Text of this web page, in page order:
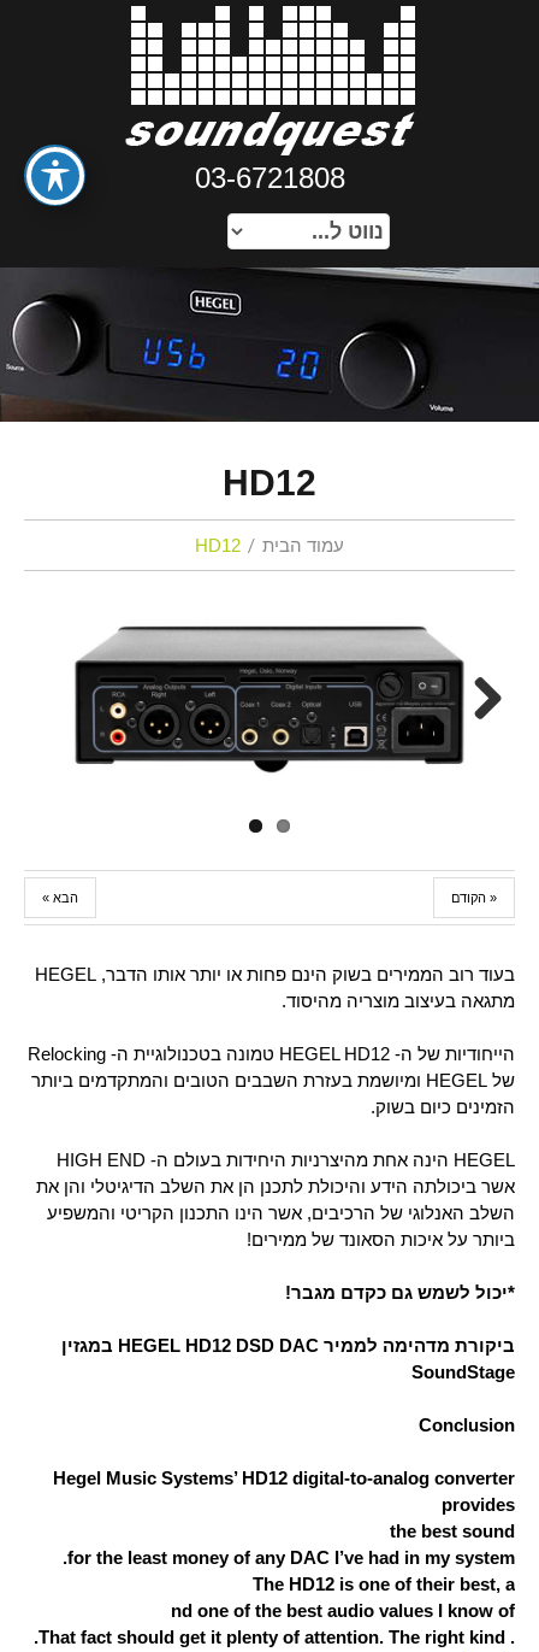
03-6721808
HD12
עמוד הבית HD12
« הקודם הבא »
בעוד רוב הממירים בשוק הינם פחות או יותר אותו הדבר, HEGEL
מתגאה בעיצוב מוצריה מהיסוד.
הייחודיות של ה- HEGEL HD12 טמונה בטכנולוגיית ה- Relocking
של HEGEL ומיושמת בעזרת השבבים הטובים והמתקדמים ביותר
הזמינים כיום בשוק.
HEGEL הינה אחת מהיצרניות היחידות בעולם ה- HIGH END
אשר ביכולתה הידע והיכולת לתכנן הן את השלב הדיגיטלי והן את
השלב האנלוגי של הרכיבים, אשר הינו התכנון הקריטי והמשפיע
ביותר על איכות הסאונד של ממירים!
*יכול לשמש גם כקדם מגבר!
ביקורת מדהימה לממיר HEGEL HD12 DSD DAC במגזין
SoundStage
Conclusion​
Hegel Music Systems’ HD12 digital-to-analog converter
provides
the best sound
for the least money of any DAC I’ve had in my system. ​
The HD12 is one of their best, a
nd one of the best audio values I know of
. That fact should get it plenty of attention. The right kind.​